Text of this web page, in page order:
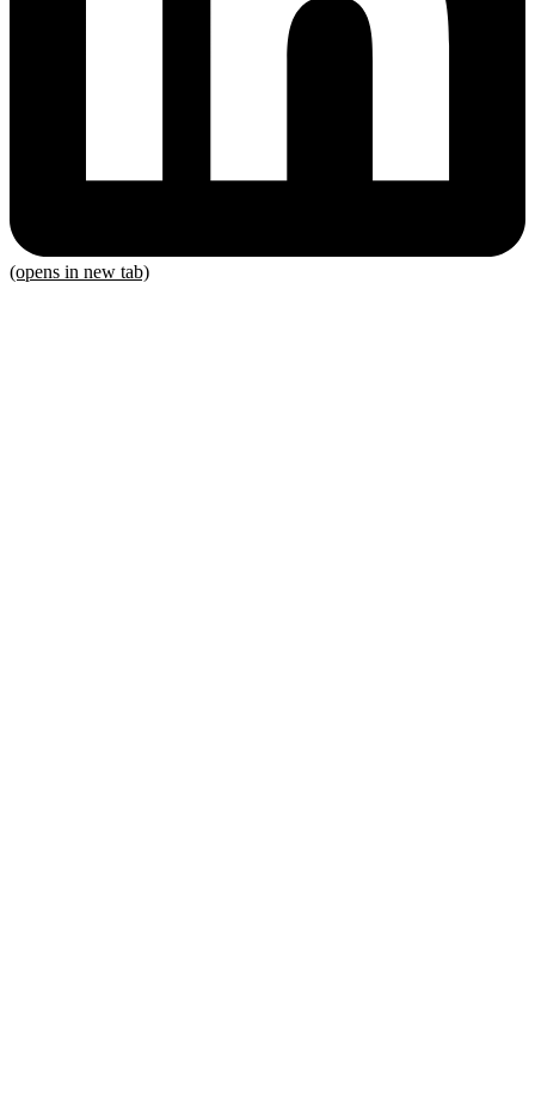
(opens in new tab)